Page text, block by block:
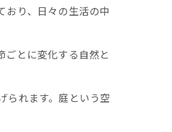
おり、日々の生活の中
ごとに変化する自然と
られます。庭という空